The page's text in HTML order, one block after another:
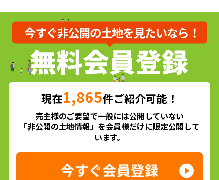
現在1,865件ご紹介可能！
売主様のご要望で一般には公開していない
「非公開の土地情報」を会員様だけに限定公開して
います。